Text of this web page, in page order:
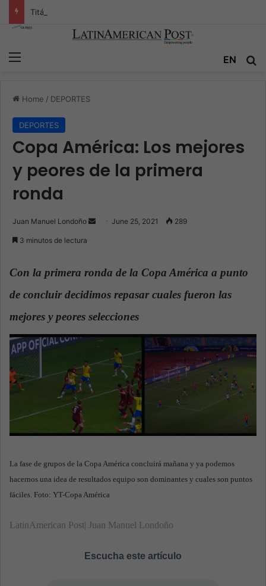
EN
Home / DEPORTES
DEPORTES
Copa América: Los mejores
y peores de la primera
ronda
Juan Manuel Londoño
a
n
m
a
i
l
June 25, 2021 289
3 minutos de lectura
Con la primera ronda de la Copa América a punto
de concluir decidimos repasar cuales fueron las
mejores y peores selecciones
La fase de grupos de la Copa América concluirá mañana y ya podemos
hacernos una idea de resultados equipo son dominantes y cuales son puntos
fáciles. Foto: YT-Copa América
LatinAmerican Post| Juan Manuel Londoño
Escucha este artículo